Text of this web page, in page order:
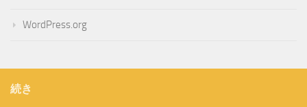
WordPress.org
続き